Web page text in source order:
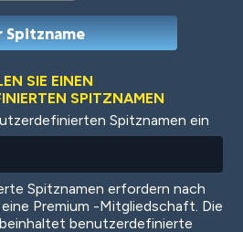
Jungle Cats
SIE EINEN
SPITZNAMEN
Spitznamen ein
Spitznamen erfordern nach
Premium -Mitgliedschaft. Die
benutzerdefinierte